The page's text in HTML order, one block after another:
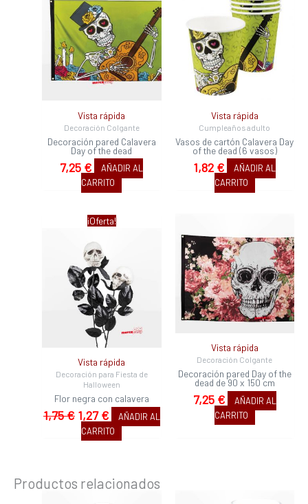
Vista rápida
Decoración Colgante
Decoración pared Calavera
Day of the dead
7,25 €
AÑADIR AL
CARRITO
Vista rápida
Cumpleaños adulto
Vasos de cartón Calavera Day
of the dead (6 vasos)
1,82 €
AÑADIR AL
CARRITO
¡Oferta!
Vista rápida
Decoración para Fiesta de
Halloween
Flor negra con calavera
1,75€
original
era:
1,75 €.
1,27€
El
es:
1,27 €.
AÑADIR AL
CARRITO
Vista rápida
Decoración Colgante
Decoración pared Day of the
dead de 90 x 150 cm
7,25 €
AÑADIR AL
CARRITO
Productos relacionados